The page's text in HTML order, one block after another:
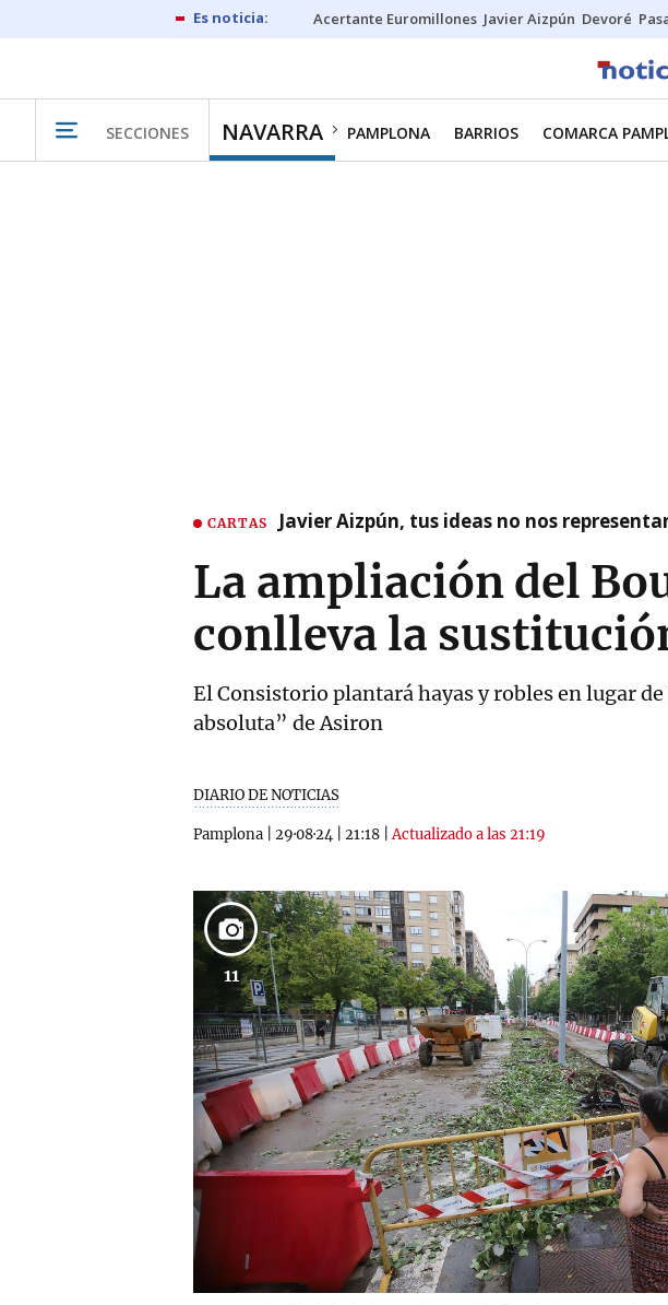
Acertante Euromillones Javier Aizpún Devoré
SECCIONES NAVARRA PAMPLONA BARRIOS COMARCA
CARTAS Javier Aizpún, tus ideas no nos
La ampliación del
conlleva la
El Consistorio plantará hayas y robles en lugar
absoluta” de Asiron
DIARIO DE NOTICIAS
Pamplona 29·08·24 21:18 |Actualizado a las 21:19
11